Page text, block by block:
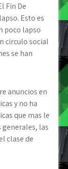
Fin De
Esto es
poco lapso
circulo social
se han
anuncios en
y no ha
que mas le
generales, las
clase de